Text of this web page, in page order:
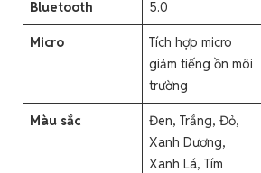
Bluetooth 5.0
Micro
Tích hợp micro
giảm tiếng ồn môi
trường
Màu sắc
Đen, Trắng, Đỏ,
Xanh Dương,
Xanh Lá, Tím